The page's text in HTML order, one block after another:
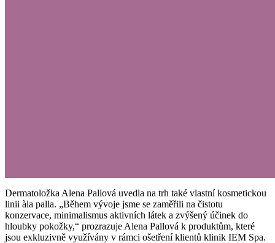
Dermatoložka Alena Pallová uvedla na trh také vlastní kosmetickou
linii àla palla. „Během vývoje jsme se zaměřili na čistotu
konzervace, minimalismus aktivních látek a zvýšený účinek do
hloubky pokožky,“ prozrazuje Alena Pallová k produktům, které
jsou exkluzivně využívány v rámci ošetření klientů klinik IEM Spa.